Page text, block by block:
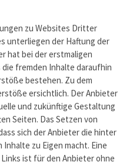
zu Websites Dritter
unterliegen der Haftung der
hat bei der erstmaligen
fremden Inhalte daraufhin
bestehen. Zu dem
ersichtlich. Der Anbieter
und zukünftige Gestaltung
Seiten. Das Setzen von
sich der Anbieter die hinter
zu Eigen macht. Eine
ist für den Anbieter ohne